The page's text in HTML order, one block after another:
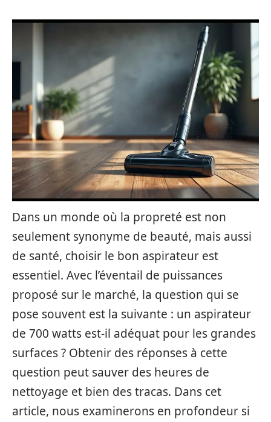
Dans un monde où la propreté est non
seulement synonyme de beauté, mais aussi
de santé, choisir le bon aspirateur est
essentiel. Avec l’éventail de puissances
proposé sur le marché, la question qui se
pose souvent est la suivante : un aspirateur
de 700 watts est-il adéquat pour les grandes
surfaces ? Obtenir des réponses à cette
question peut sauver des heures de
nettoyage et bien des tracas. Dans cet
article, nous examinerons en profondeur si